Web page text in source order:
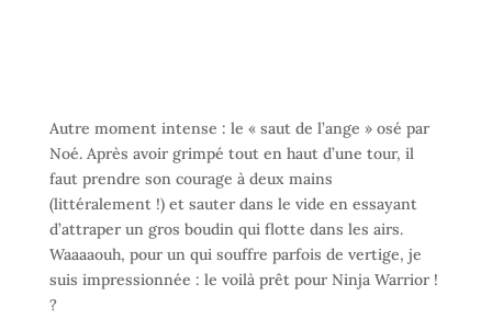
Autre moment intense : le « saut de l’ange » osé par
Noé. Après avoir grimpé tout en haut d’une tour, il
faut prendre son courage à deux mains
(littéralement !) et sauter dans le vide en essayant
d’attraper un gros boudin qui flotte dans les airs.
Waaaaouh, pour un qui souffre parfois de vertige, je
suis impressionnée : le voilà prêt pour Ninja Warrior !
?